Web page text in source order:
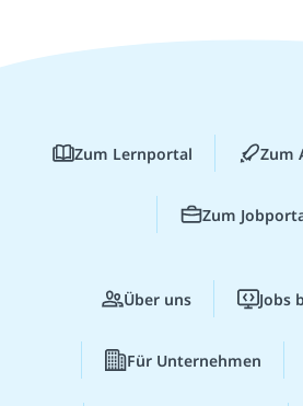
Zum Lernportal Zum
Zum
Über uns Jobs
Für Unternehmen